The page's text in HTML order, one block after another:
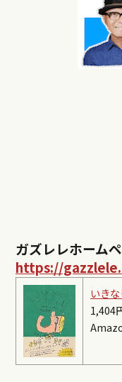
ガズレレホーム
https://
いき
1,404